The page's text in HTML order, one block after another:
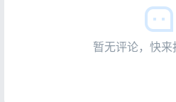
暂无评论，快